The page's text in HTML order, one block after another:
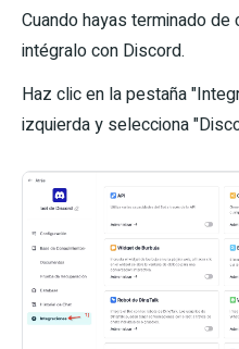
Cuando hayas terminado
intégralo con Discord.
Haz clic en la pestaña
izquierda y selecciona